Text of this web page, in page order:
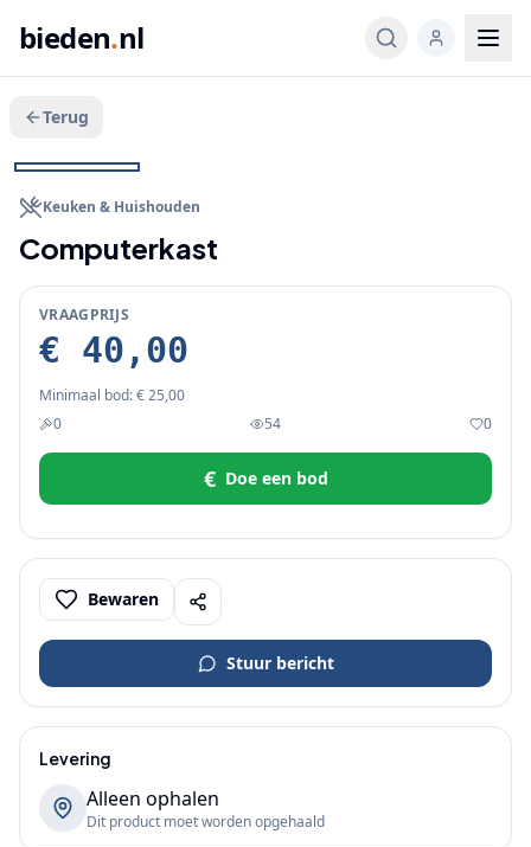
bieden.nl
Terug
Veeg voor meer
Keuken & Huishouden
Computerkast
VRAAGPRIJS
€ 40,00
Minimaal bod:€ 25,00
0
54 0
€ Doe een bod
Bewaren
Stuur bericht
Levering
Alleen ophalen
Dit product moet worden opgehaald